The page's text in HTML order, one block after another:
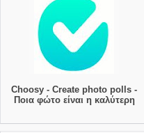
Choosy - Create photo polls -
Ποια φώτο είναι η καλύτερη